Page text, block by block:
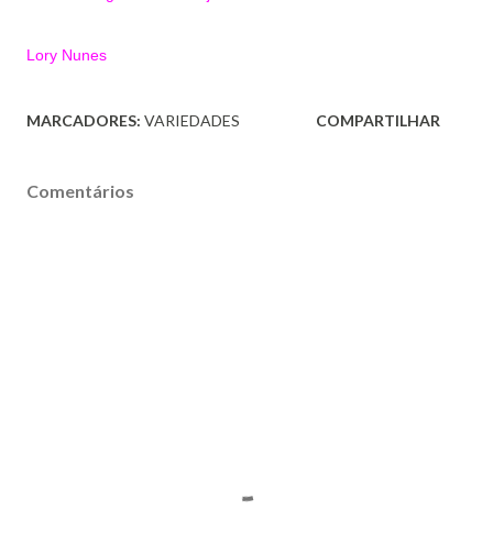
Lory Nunes
MARCADORES: VARIEDADES COMPARTILHAR
Comentários